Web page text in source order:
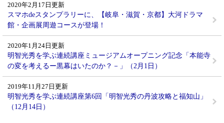
2020年2月17日更新
スマホdeスタンプラリーに、【岐阜・滋賀・京都】大河ドラマ
館・企画展周遊コースが登場！
2020年1月24日更新
明智光秀を学ぶ連続講座ミュージアムオープニング記念「本能寺
の変を考えるー黒幕はいたのか？－」（2月1日）
2019年11月27日更新
明智光秀を学ぶ連続講座第6回「明智光秀の丹波攻略と福知山」
（12月14日）